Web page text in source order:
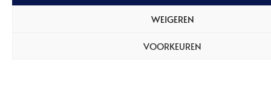
WEIGEREN
VOORKEUREN